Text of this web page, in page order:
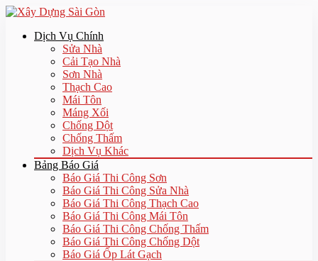
Dịch Vụ Chính
Sửa Nhà
Cải Tạo Nhà
Sơn Nhà
Thạch Cao
Mái Tôn
Máng Xối
Chống Dột
Chống Thấm
Dịch Vụ Khác
Bảng Báo Giá
Báo Giá Thi Công Sơn
Báo Giá Thi Công Sửa Nhà
Báo Giá Thi Công Thạch Cao
Báo Giá Thi Công Mái Tôn
Báo Giá Thi Công Chống Thấm
Báo Giá Thi Công Chống Dột
Báo Giá Ốp Lát Gạch